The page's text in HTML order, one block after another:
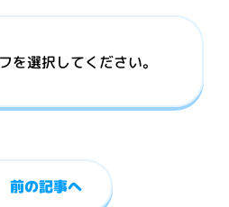
を選択してください。
前の記事へ